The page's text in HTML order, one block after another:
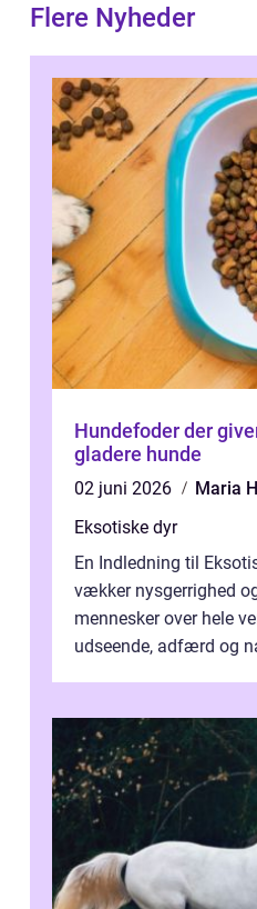
Flere Nyheder
Hundefoder der
gladere hunde
02 juni 2026
Maria
Eksotiske dyr
En Indledning til
vækker nysgerrighed
mennesker over hele
udseende, adfærd og